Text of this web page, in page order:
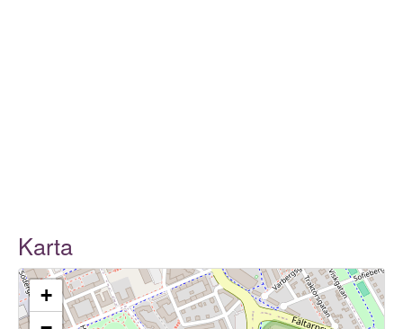
Karta
+